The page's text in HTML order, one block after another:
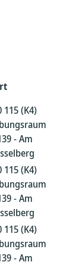
115 (K4)
- Am
115 (K4)
- Am
115 (K4)
- Am